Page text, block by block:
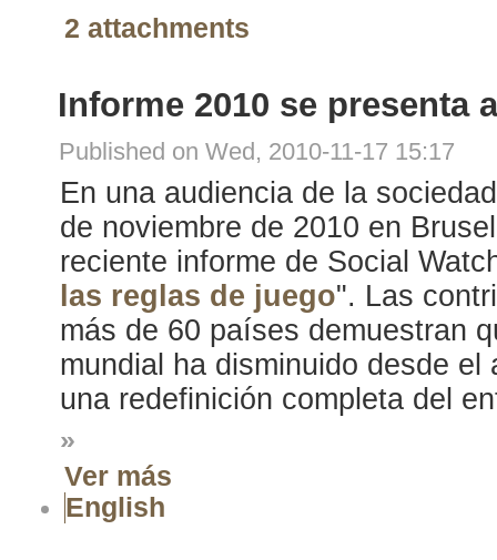
2 attachments
Informe 2010 se presenta
Published on Wed, 2010-11-17 15:17
En una audiencia de la
de noviembre de 2010 en
reciente informe de Social
las reglas de juego". Las
más de 60 países demuestran
mundial ha disminuido desde
una redefinición completa del
»
Ver más
English